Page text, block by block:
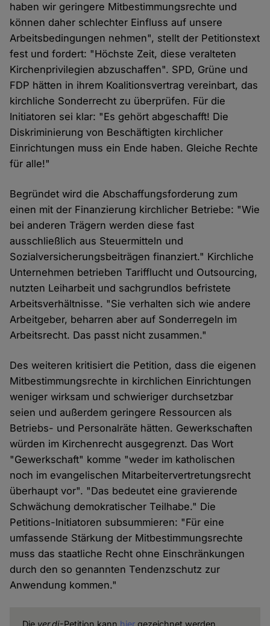
haben wir geringere Mitbestimmungsrechte und
können daher schlechter Einfluss auf unsere
Arbeitsbedingungen nehmen", stellt der Petitionstext
fest und fordert: "Höchste Zeit, diese veralteten
Kirchenprivilegien abzuschaffen". SPD, Grüne und
FDP hätten in ihrem Koalitionsvertrag vereinbart, das
kirchliche Sonderrecht zu überprüfen. Für die
Initiatoren sei klar: "Es gehört abgeschafft! Die
Diskriminierung von Beschäftigten kirchlicher
Einrichtungen muss ein Ende haben. Gleiche Rechte
für alle!"
Begründet wird die Abschaffungsforderung zum
einen mit der Finanzierung kirchlicher Betriebe: "Wie
bei anderen Trägern werden diese fast
ausschließlich aus Steuermitteln und
Sozialversicherungsbeiträgen finanziert." Kirchliche
Unternehmen betrieben Tarifflucht und Outsourcing,
nutzten Leiharbeit und sachgrundlos befristete
Arbeitsverhältnisse. "Sie verhalten sich wie andere
Arbeitgeber, beharren aber auf Sonderregeln im
Arbeitsrecht. Das passt nicht zusammen."
Des weiteren kritisiert die Petition, dass die eigenen
Mitbestimmungsrechte in kirchlichen Einrichtungen
weniger wirksam und schwieriger durchsetzbar
seien und außerdem geringere Ressourcen als
Betriebs- und Personalräte hätten. Gewerkschaften
würden im Kirchenrecht ausgegrenzt. Das Wort
"Gewerkschaft" komme "weder im katholischen
noch im evangelischen Mitarbeitervertretungsrecht
überhaupt vor". "Das bedeutet eine gravierende
Schwächung demokratischer Teilhabe." Die
Petitions-Initiatoren subsummieren: "Für eine
umfassende Stärkung der Mitbestimmungsrechte
muss das staatliche Recht ohne Einschränkungen
durch den so genannten Tendenzschutz zur
Anwendung kommen."